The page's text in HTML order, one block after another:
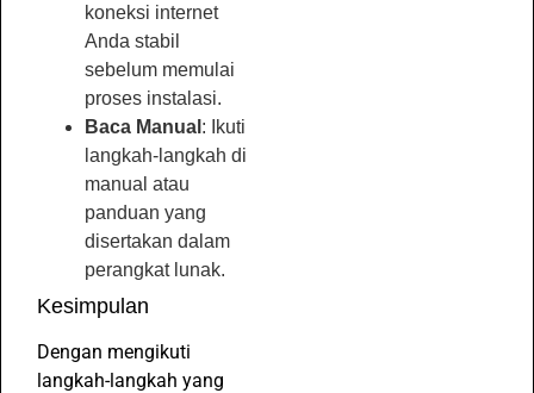
koneksi internet
Anda stabil
sebelum memulai
proses instalasi.
Baca Manual : Ikuti
langkah-langkah di
manual atau
panduan yang
disertakan dalam
perangkat lunak.
Kesimpulan
Dengan mengikuti
langkah-langkah yang